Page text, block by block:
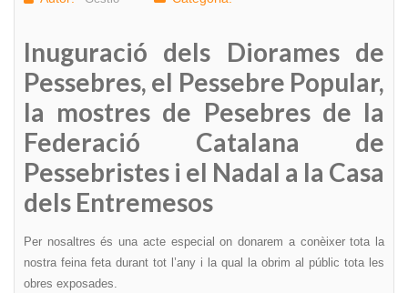
Inuguració dels Diorames de
Pessebres, el Pessebre Popular,
la mostres de Pesebres de la
Federació Catalana de
Pessebristes i el Nadal a la Casa
dels Entremesos
Per nosaltres és una acte especial on donarem a conèixer tota la
nostra feina feta durant tot l’any i la qual la obrim al públic tota les
obres exposades.